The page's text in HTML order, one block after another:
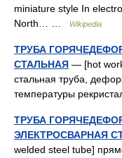
miniature style In
North… …
Wikipedia
ТРУБА
СТАЛЬНАЯ — [hot
стальная труба,
температуры
ТРУБА
ЭЛЕКТРОСВАРНАЯ
welded steel tube]